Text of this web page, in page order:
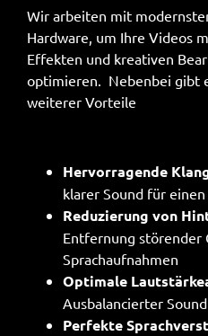
Wir arbeiten mit
Hardware, um Ihre Videos
Effekten und kreativen
optimieren. Nebenbei gibt
weiterer Vorteile
Hervorragende
klarer Sound für
Reduzierung von
Entfernung störender
Sprachaufnahmen
Optimale
Ausbalancierter
Perfekte